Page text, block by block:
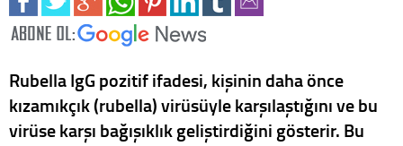
Rubella IgG pozitif ifadesi, kişinin daha önce
kızamıkçık (rubella) virüsüyle karşılaştığını ve bu
virüse karşı bağışıklık geliştirdiğini gösterir. Bu